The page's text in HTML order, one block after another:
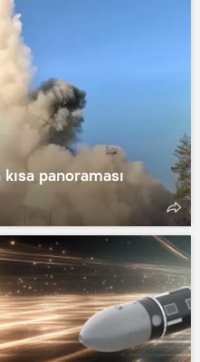
panoraması